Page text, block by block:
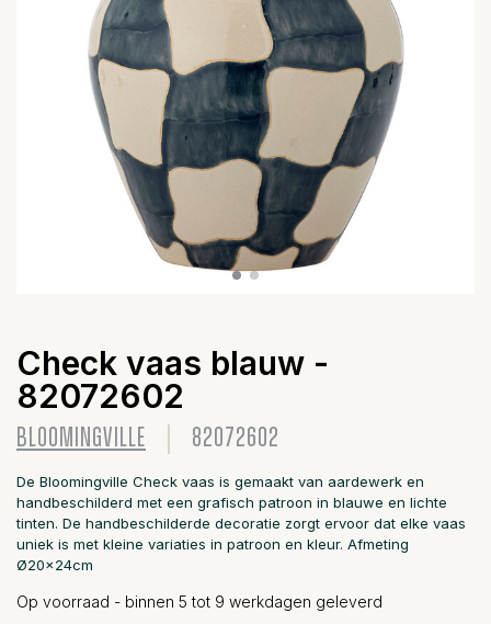
Check vaas blauw -
82072602
BLOOMINGVILLE 82072602
De Bloomingville Check vaas is gemaakt van aardewerk en
handbeschilderd met een grafisch patroon in blauwe en lichte
tinten. De handbeschilderde decoratie zorgt ervoor dat elke vaas
uniek is met kleine variaties in patroon en kleur. Afmeting
Ø20x24cm
Op voorraad - binnen 5 tot 9 werkdagen geleverd